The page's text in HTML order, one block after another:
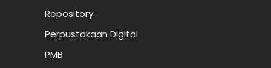
Repository
Perpustakaan Digital
PMB